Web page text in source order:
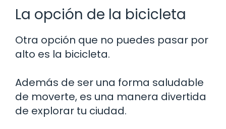
La opción de la bicicleta
Otra opción que no puedes pasar por
alto es la bicicleta.
Además de ser una forma saludable
de moverte, es una manera divertida
de explorar tu ciudad.